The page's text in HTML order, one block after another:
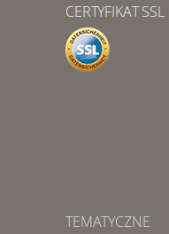
CERTYFIKAT SSL
TEMATYCZNE